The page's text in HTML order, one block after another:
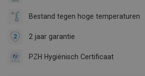
Bestand tegen hoge temperaturen
2 jaar garantie
PZH Hygiënisch Certificaat